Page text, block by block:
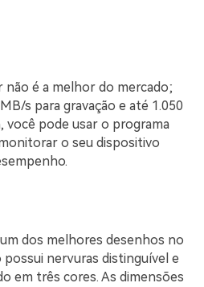
não é a melhor do mercado;
s para gravação e até 1.050
você pode usar o programa
o seu dispositivo
dos melhores desenhos no
possui nervuras distinguível e
em três cores. As dimensões